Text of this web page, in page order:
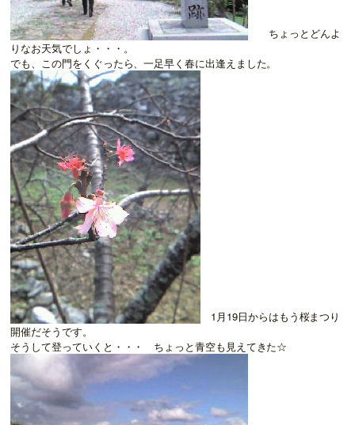
ちょっとどんよ
りなお天気でしょ・・・。
でも、この門をくぐったら、一足早く春に出逢えました。
1月19日からはもう桜まつり
開催だそうです。
そうして登っていくと・・・ ちょっと青空も見えてきた☆